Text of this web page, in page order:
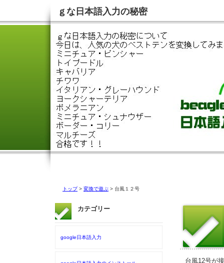
ｇな日本語入力の秘密
トップ> 変換で遊ぶ > 台風１２号
台風12号が
カテゴリー
google日本語入力